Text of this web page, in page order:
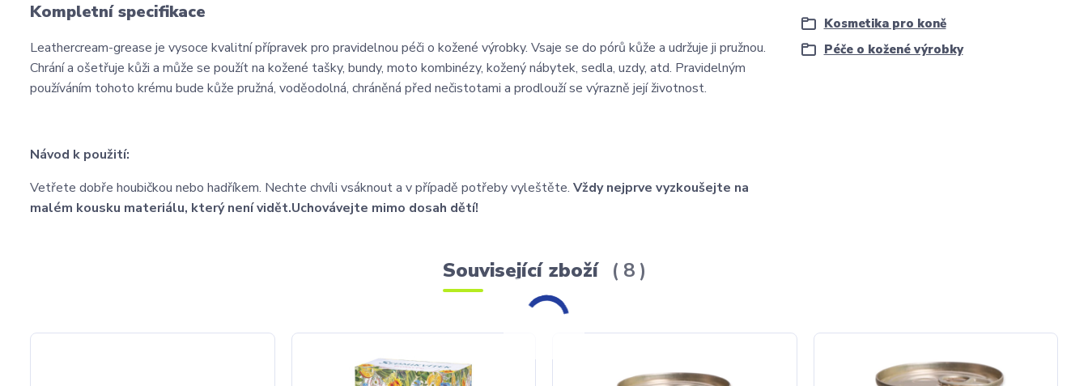
Kompletní specifikace
Leathercream-grease je vysoce kvalitní přípravek pro pravidelnou péči o kožené výrobky. Vsaje se do pórů kůže a udržuje ji pružnou.
Chrání a ošetřuje kůži a může se použít na kožené tašky, bundy, moto kombinézy, kožený nábytek, sedla, uzdy, atd. Pravidelným
používáním tohoto krému bude kůže pružná, voděodolná, chráněná před nečistotami a prodlouží se výrazně její životnost.
Návod k použití:
Vetřete dobře houbičkou nebo hadříkem. Nechte chvíli vsáknout a v případě potřeby vyleštěte. Vždy nejprve vyzkoušejte na
malém kousku materiálu, který není vidět.Uchovávejte mimo dosah dětí!
Kosmetika pro koně
Péče o kožené výrobky
Související zboží 8